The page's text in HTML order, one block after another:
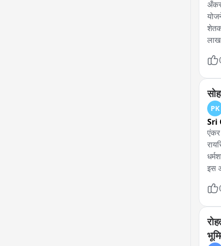
लाख
PK
Sri
एंकर
इस
व
को
भाग